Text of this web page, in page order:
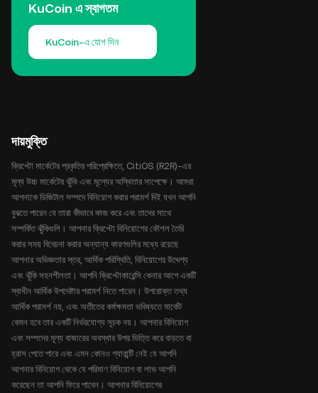
KuCoin এ স্বাগতম
KuCoin-এ যোগ দিন
দায়মুক্তি
ক্রিপ্টো মার্কেটের প্রকৃতির পরিপ্রেক্ষিতে, CitiOS (R2R)-এর
মূল্য উচ্চ মার্কেটের ঝুঁকি এবং মূল্যের অস্থিতার সাপেক্ষে। আমরা
আপনাকে ডিজিটাল সম্পদে বিনিয়োগ করার পরামর্শ দিই যখন আপনি
বুঝতে পারেন যে তারা কীভাবে কাজ করে এবং তাদের সাথে
সম্পর্কিত ঝুঁকিগুলি। আপনার ক্রিপ্টো বিনিয়োগের কৌশল তৈরি
করার সময় বিবেচনা করার অন্যান্য কারণগুলির মধ্যে রয়েছে
আপনার অভিজ্ঞতার স্তর, আর্থিক পরিস্থিতি, বিনিয়োগের উদ্দেশ্য
এবং ঝুঁকি সহনশীলতা। আপনি ক্রিপ্টোকারেন্সি কেনার আগে একটি
স্বাধীন আর্থিক উপদেষ্টার পরামর্শ নিতে পারেন। উপরোক্ত তথ্য
আর্থিক পরামর্শ নয়, এবং অতীতের কর্মক্ষমতা ভবিষ্যতে মার্কেট
কেমন হবে তার একটি নির্ভরযোগ্য সূচক নয়। আপনার বিনিয়োগ
এবং সম্পদের মূল্য বাজারের অবস্থার উপর ভিত্তি করে বাড়তে বা
হ্রাস পেতে পারে এবং এমন কোনও গ্যারান্টি নেই যে আপনি
আপনার বিনিয়োগ থেকে যে পরিমাণ বিনিয়োগ বা লাভ আপনি
করেছেন তা আপনি ফিরে পাবেন। আপনার বিনিয়োগের